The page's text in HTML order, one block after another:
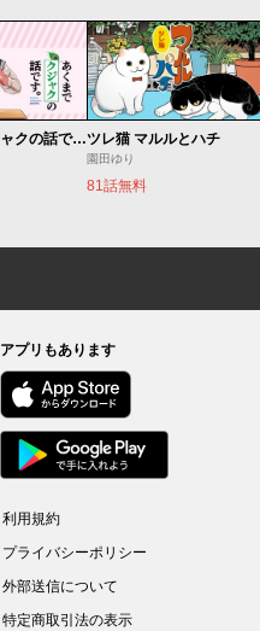
あくまでクジャクの話です。ツレ猫 マルルとハチ
園田ゆり
81話無料
アプリもあります
利用規約
プライバシーポリシー
外部送信について
特定商取引法の表示